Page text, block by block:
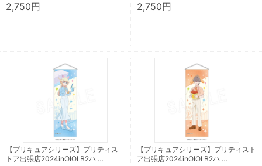
2,750円 2,750円
【プリキュアシリーズ】プリティス
トア出張店2024inOIOI B2ハ …
【プリキュアシリーズ】プリティスト
ア出張店2024inOIOI B2ハ …